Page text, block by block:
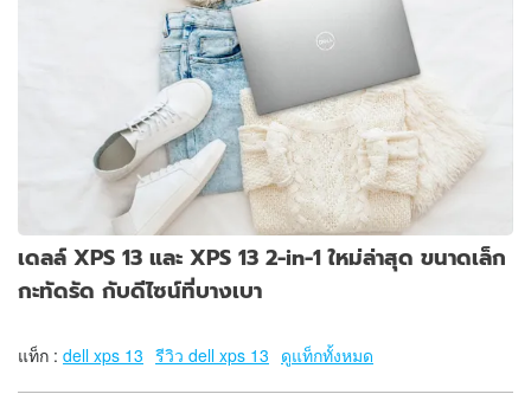
เดลล์ XPS 13 และ XPS 13 2-in-1 ใหม่ล่าสุด ขนาดเล็ก
กะทัดรัด กับดีไซน์ที่บางเบา
แท็ก : dell xps 13 รีวิว dell xps 13 ดูแท็กทั้งหมด